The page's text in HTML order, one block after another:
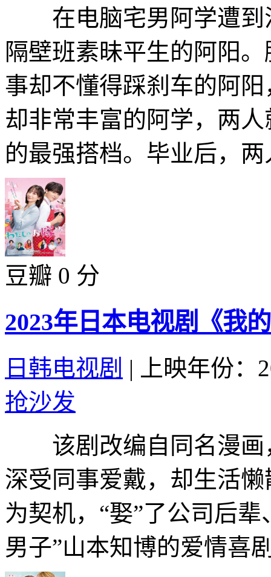
在电脑宅男阿学遭到
隔壁班素昧平生的阿阳
事却不懂得踩刹车的阿
却非常丰富的阿学，两
的最强搭档。毕业后，
豆瓣 0 分
2023年日本电视剧《我
日韩电视剧 |
上映年份：
抢沙发
该剧改编自同名漫画
深受同事爱戴，却生活
为契机，“娶”了公司后
男子”山本知博的爱情喜